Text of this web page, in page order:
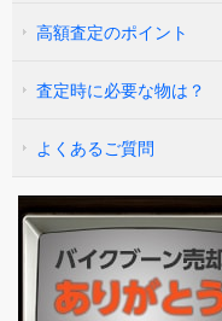
高額査定のポイント
査定時に必要な物は？
よくあるご質問